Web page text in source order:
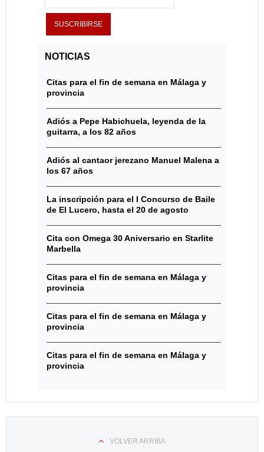
NOTICIAS
Citas para el fin de semana en Málaga y
provincia
Adiós a Pepe Habichuela, leyenda de la
guitarra, a los 82 años
Adiós al cantaor jerezano Manuel Malena a
los 67 años
La inscripción para el I Concurso de Baile
de El Lucero, hasta el 20 de agosto
Cita con Omega 30 Aniversario en Starlite
Marbella
Citas para el fin de semana en Málaga y
provincia
Citas para el fin de semana en Málaga y
provincia
Citas para el fin de semana en Málaga y
provincia
VOLVER ARRIBA